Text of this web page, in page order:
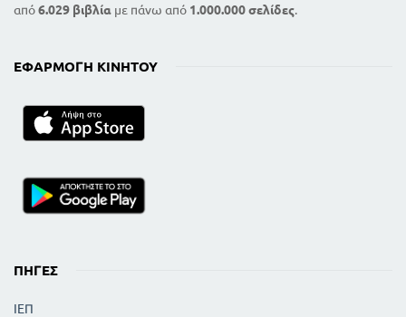
από6.029 βιβλία με πάνω από 1.000.000 σελίδες.
ΕΦΑΡΜΟΓΉ ΚΙΝΗΤΟΎ
ΠΗΓΈΣ
ΙΕΠ